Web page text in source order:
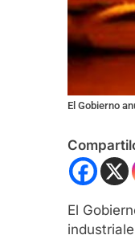
El Gobierno
El